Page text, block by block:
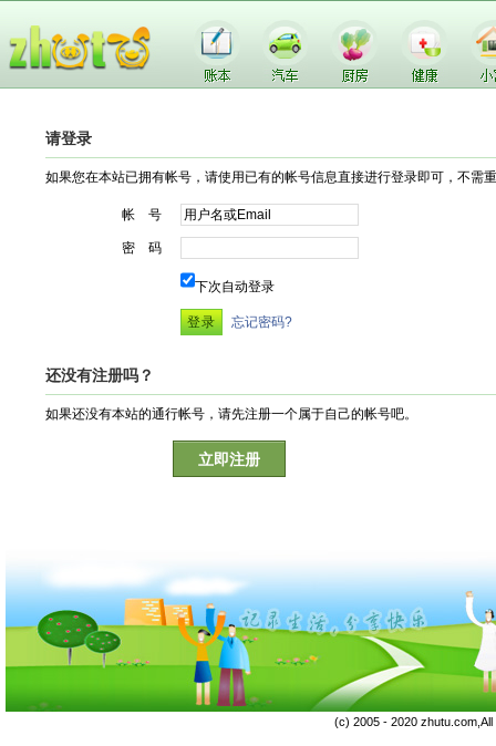
请登录
如果您在本站已拥有帐号，请使用已有的帐号信息直接进行登录即可，不需
帐 号
密 码
下次自动登录
忘记密码?
还没有注册吗？
如果还没有本站的通行帐号，请先注册一个属于自己的帐号吧。
立即注册
(c) 2005 - 2020